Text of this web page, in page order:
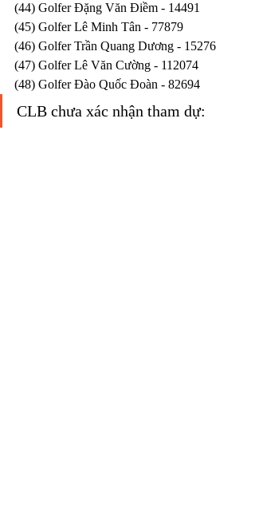
(44) Golfer Đặng Văn Điềm - 14491
(45) Golfer Lê Minh Tân - 77879
(46) Golfer Trần Quang Dương - 15276
(47) Golfer Lê Văn Cường - 112074
(48) Golfer Đào Quốc Đoàn - 82694
CLB chưa xác nhận tham dự: